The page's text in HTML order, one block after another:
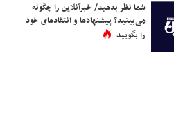
شما نظر بدهید/ خبرآنلاین را چگونه
می‌بینید؟ پیشنهادها و انتقادهای خود
را بگویید